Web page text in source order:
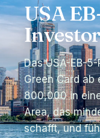
USA
Das USA-EB-
Green Card ab
800,000 in
Area, das
schafft, und